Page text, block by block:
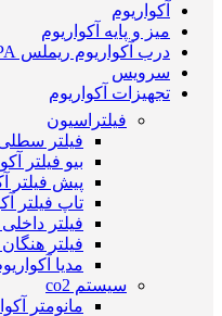
آکواریوم
میز و پایه آکواریوم
درب آکواریوم ریملس APA
سرویس
تجهیزات آکواریوم
فیلتراسیون
فیلتر
بیو فیلتر
پیش فیلتر
تاپ فیلتر
فیلتر
فیلتر
مدیا
سیستم co2
مانومتر